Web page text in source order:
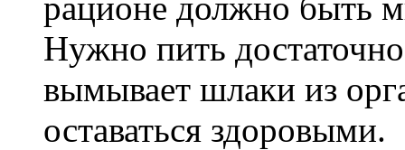
Нужно пить
вымывает шлаки из
оставаться здоровыми.